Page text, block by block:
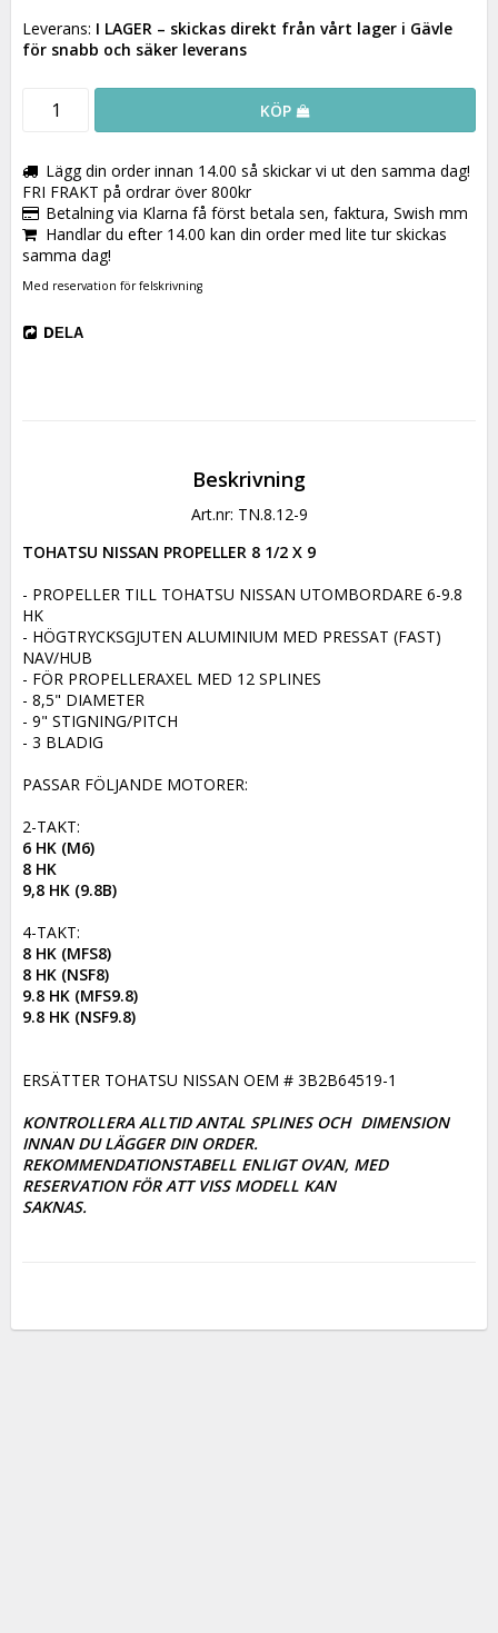
Leverans: I LAGER – skickas direkt från vårt lager i Gävle
för snabb och säker leverans
KÖP
Lägg din order innan 14.00 så skickar vi ut den samma dag!
FRI FRAKT på ordrar över 800kr
Betalning via Klarna få först betala sen, faktura, Swish mm
Handlar du efter 14.00 kan din order med lite tur skickas
samma dag!
Med reservation för felskrivning
DELA
Beskrivning
Art.nr: TN.8.12-9
TOHATSU NISSAN PROPELLER 8 1/2 X 9
- PROPELLER TILL TOHATSU NISSAN UTOMBORDARE 6-9.8
HK
- HÖGTRYCKSGJUTEN ALUMINIUM MED PRESSAT (FAST)
NAV/HUB
- FÖR PROPELLERAXEL MED 12 SPLINES
- 8,5" DIAMETER
- 9" STIGNING/PITCH
- 3 BLADIG
PASSAR FÖLJANDE MOTORER:
6 HK (M6)
8 HK
9,8 HK (9.8B)
8 HK (MFS8)
8 HK (NSF8)
9.8 HK (MFS9.8)
9.8 HK (NSF9.8)
ERSÄTTER TOHATSU NISSAN OEM # 3B2B64519-1
KONTROLLERA ALLTID ANTAL SPLINES OCH  DIMENSION
INNAN DU LÄGGER DIN ORDER.
REKOMMENDATIONSTABELL ENLIGT OVAN, MED
RESERVATION FÖR ATT VISS MODELL KAN
SAKNAS.